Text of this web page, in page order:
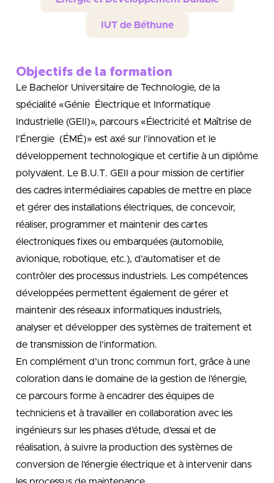
IUT de Béthune
Objectifs de la formation
Le Bachelor Universitaire de Technologie, de la
spécialité «Génie Électrique et Informatique
Industrielle (GEII)», parcours «Électricité et Maîtrise de
l’Énergie (ÉMÉ)» est axé sur l’innovation et le
développement technologique et certifie à un diplôme
polyvalent. Le B.U.T. GEII a pour mission de certifier
des cadres intermédiaires capables de mettre en place
et gérer des installations électriques, de concevoir,
réaliser, programmer et maintenir des cartes
électroniques fixes ou embarquées (automobile,
avionique, robotique, etc.), d’automatiser et de
contrôler des processus industriels. Les compétences
développées permettent également de gérer et
maintenir des réseaux informatiques industriels,
analyser et développer des systèmes de traitement et
de transmission de l’information.
En complément d’un tronc commun fort, grâce à une
coloration dans le domaine de la gestion de l’énergie,
ce parcours forme à encadrer des équipes de
techniciens et à travailler en collaboration avec les
ingénieurs sur les phases d’étude, d’essai et de
réalisation, à suivre la production des systèmes de
conversion de l’énergie électrique et à intervenir dans